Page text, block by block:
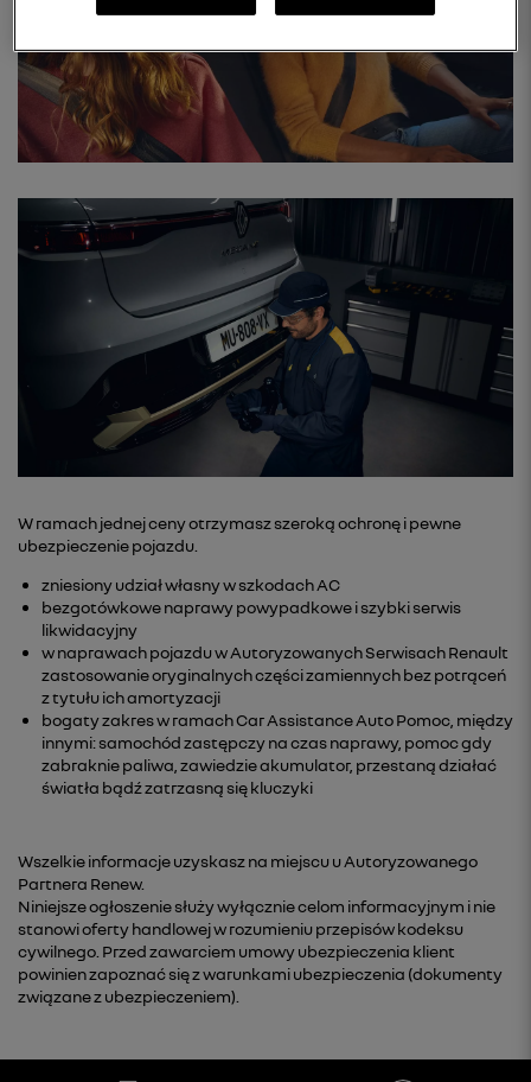
W ramach jednej ceny otrzymasz szeroką ochronę i pewne
ubezpieczenie pojazdu.
zniesiony udział własny w szkodach AC
bezgotówkowe naprawy powypadkowe i szybki serwis
likwidacyjny
w naprawach pojazdu w Autoryzowanych Serwisach Renault
zastosowanie oryginalnych części zamiennych bez potrąceń
z tytułu ich amortyzacji
bogaty zakres w ramach Car Assistance Auto Pomoc, między
innymi: samochód zastępczy na czas naprawy, pomoc gdy
zabraknie paliwa, zawiedzie akumulator, przestaną działać
światła bądź zatrzasną się kluczyki
Wszelkie informacje uzyskasz na miejscu u Autoryzowanego
Partnera Renew.
Niniejsze ogłoszenie służy wyłącznie celom informacyjnym i nie
stanowi oferty handlowej w rozumieniu przepisów kodeksu
cywilnego. Przed zawarciem umowy ubezpieczenia klient
powinien zapoznać się z warunkami ubezpieczenia (dokumenty
związane z ubezpieczeniem).